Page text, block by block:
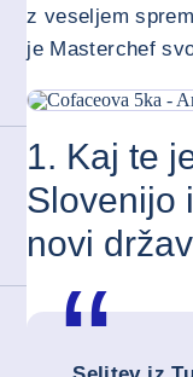
z veseljem
je Masterchef
<div
1. Kaj te
Slovenijo
novi